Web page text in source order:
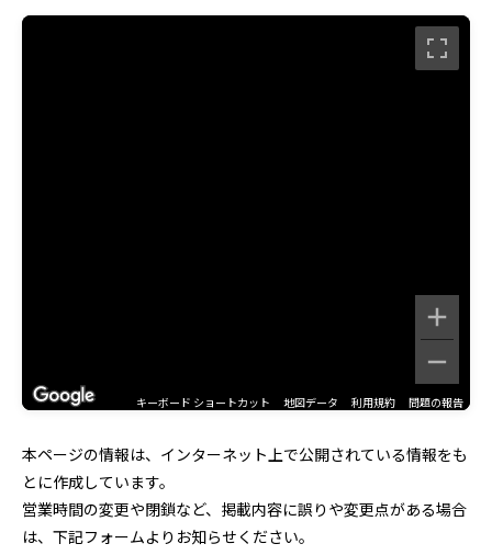
キーボード ショートカット 地図データ 利用規約 問題の報告
本ページの情報は、インターネット上で公開されている情報をも
とに作成しています。
営業時間の変更や閉鎖など、掲載内容に誤りや変更点がある場合
は、下記フォームよりお知らせください。